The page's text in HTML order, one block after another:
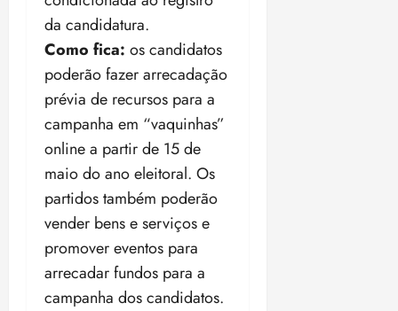
da candidatura.
Como fica: os candidatos
poderão fazer arrecadação
prévia de recursos para a
campanha em “vaquinhas”
online a partir de 15 de
maio do ano eleitoral. Os
partidos também poderão
vender bens e serviços e
promover eventos para
arrecadar fundos para a
campanha dos candidatos.